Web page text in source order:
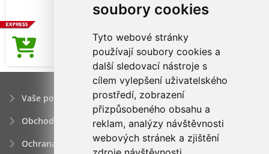
soubory cookies
Tyto webové stránky
používají soubory cookies a
další sledovací nástroje s
cílem vylepšení uživatelského
prostředí, zobrazení
přizpůsobeného obsahu a
reklam, analýzy návštěvnosti
webových stránek a zjištění
Cena od6,02Kč
Vaše poptávka
Obchodní podmínky
Ochrana osobních údajú